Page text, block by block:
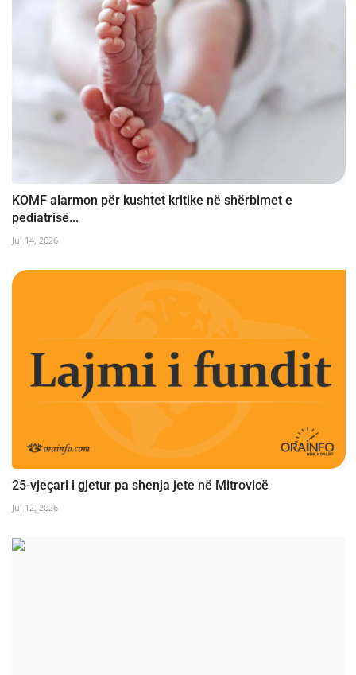
KOMF alarmon për kushtet kritike në shërbimet e
pediatrisë...
Jul 14, 2026
25-vjeçari i gjetur pa shenja jete në Mitrovicë
Jul 12, 2026